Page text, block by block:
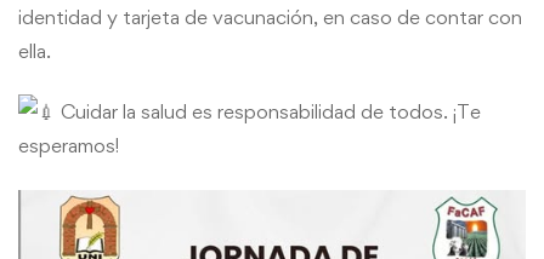
identidad y tarjeta de vacunación, en caso de contar con
ella.
Cuidar la salud es responsabilidad de todos. ¡Te
esperamos!